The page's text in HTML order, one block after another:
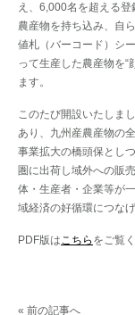
え、6,000名を超える
農産物を持ち込み、自
値札（バーコード）シ
って生産した農産物を“
ます。
このたび開設いたしま
あり、九州産農産物の
事業拡大の橋頭保とし
圏に出荷し域外への販
体・生産者・企業等が
域経済の好循環につな
PDF版はこちら をご覧
« 前の記事へ